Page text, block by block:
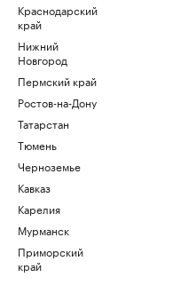
Краснодарский
край
Нижний
Новгород
Пермский край
Ростов-на-Дону
Татарстан
Тюмень
Черноземье
Кавказ
Карелия
Мурманск
Приморский
край